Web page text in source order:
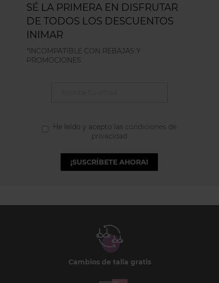
SÉ LA PRIMERA EN DISFRUTAR
DE TODOS LOS DESCUENTOS
INIMAR
*INCOMPATIBLE CON REBAJAS Y
PROMOCIONES
He leído y acepto las condiciones de
privacidad
¡SUSCRÍBETE AHORA!
Cambios de talla gratis